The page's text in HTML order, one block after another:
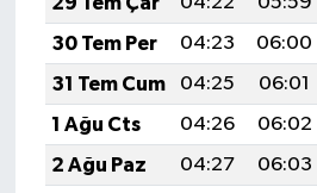
30 Tem Per
04:23 06:00
31 Tem Cum
04:25 06:01
1 Ağu Cts
04:26 06:02
2 Ağu Paz
04:27 06:03